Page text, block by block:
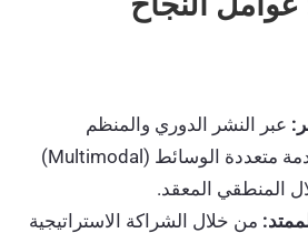
عبر النشر الدوري والمنظم
للقدرات المتقدمة متعددة الوسائط (Multimodal)
المنطقي المعقد.
من خلال الشراكة الاستراتيجية